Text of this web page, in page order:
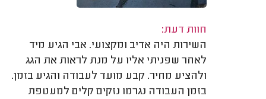
חוות דעת:
השירות היה אדיב ומקצועי. אבי הגיע מיד
לאחר שפניתי אליו על מנת לראות את הגג
ולהציע מחיר. קבע מועד לעבודה והגיע בזמן.
בזמן העבודה נגרמו נזקים קלים למעטפת